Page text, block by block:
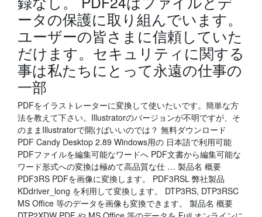
ータの保護に取り組んでいます。
ユーザーの皆さまに信頼していた
だけます。セキュリティに関する
事は私たちにとって永遠の仕事の
一部
PDFをイラストレーターに変換して使いたいです。簡単な方
法を教えて下さい。Illustratorのバージョンが不明ですが、そ
のままIllustratorで開けばいいのでは？ 無料ダウンロード
PDF Candy Desktop 2.89 Windows用の 日本語で利用可能
PDFファイルを編集可能なワードへ PDF文書から編集可能な
ワード形式への変換は極めて高品質な仕 … 製品名 概要
PDF3RS PDFを画像に変換します。 PDF3RSL 弊社製品
KDdriver_long を利用して変換します。 DTP3RS, DTP3RSC
MS Office 等のデータを画像も変換できます。 製品名 概要